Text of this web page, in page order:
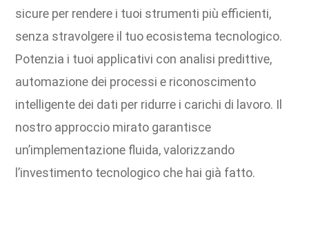
sicure per rendere i tuoi strumenti più efficienti,
senza stravolgere il tuo ecosistema tecnologico.
Potenzia i tuoi applicativi con analisi predittive,
automazione dei processi e riconoscimento
intelligente dei dati per ridurre i carichi di lavoro. Il
nostro approccio mirato garantisce
un’implementazione fluida, valorizzando
l’investimento tecnologico che hai già fatto.